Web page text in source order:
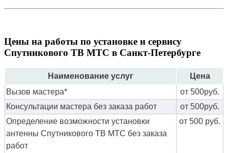
Цены на работы по установке и сервису
Спутникового ТВ МТС в Санкт-Петербурге
Наименование услуг
Цена
Вызов мастера*
от 500руб.
Консультации мастера без заказа работ
от 500руб.
Определение возможности установки
антенны Спутникового ТВ МТС без заказа
работ
от 500 руб.